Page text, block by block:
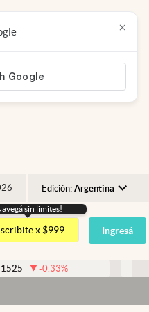
Edición: Argentina
Argentina
España
USA
sin limites!
x $999 Ingresá
%
×